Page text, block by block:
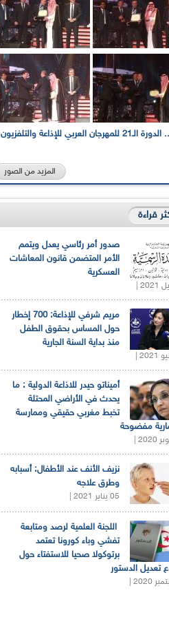
بالصور... الدورة الـ21 للمهرجان العربي للإذاعة والتلفزيون
المزيد من الصور
قراءة
صدور أمر رئاسي يعدل ويتمم
الأمر المتضمن قانون المعاشات
العسكرية
مريم شرفي للإذاعة: 700 إخطار
حول المساس بحقوق الطفل
منذ بداية السنة الجارية
أميناتو حيدر للاذاعة الدولية : ما
يحدث في الأراضي المحتلة
تخبط مغربي حقيقي وممارسة
مفضوحة
نزيف الأنف عند الأطفال: أسبابه
وطرق علاجه
05 يناير 2021 |
اللجنة العلمية لرصد ومتابعة
تفشي وباء كورونا تعتمد
برتوكولا صحيا للاستفتاء حول
تعديل الدستور